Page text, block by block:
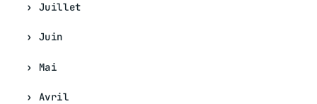
Juillet
Juin
Mai
Avril